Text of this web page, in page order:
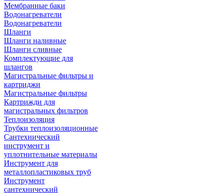
Мембранные баки
Водонагреватели
Водонагреватели
Шланги
Шланги наливные
Шланги сливные
Комплектующие для
шлангов
Магистральные фильтры и
картриджи
Магистральные фильтры
Картрижди для
магистральных фильтров
Теплоизоляция
Трубки теплоизоляционные
Сантехнический
инструмент и
уплотнительные материалы
Инструмент для
металлопластиковых труб
Инструмент
сантехнический